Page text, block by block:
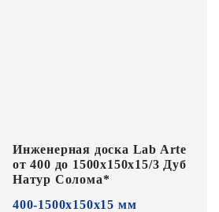
Инженерная доска Lab Arte
от 400 до 1500х150х15/3 Дуб
Натур Солома*
400-1500х150х15 мм